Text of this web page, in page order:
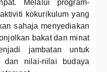
Melalui program-
kokurikulum yang
sahaja menyediakan
bakat dan minat
jambatan untuk
dan nilai-nilai budaya